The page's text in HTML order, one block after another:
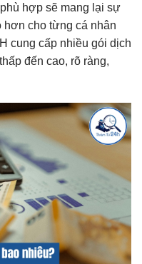
hợp sẽ mang lại sự
hơn cho từng cá nhân
cung cấp nhiều gói dịch
đến cao, rõ ràng,